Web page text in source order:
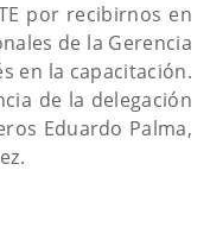
por recibirnos en
de la Gerencia
en la capacitación.
de la delegación
Eduardo Palma,